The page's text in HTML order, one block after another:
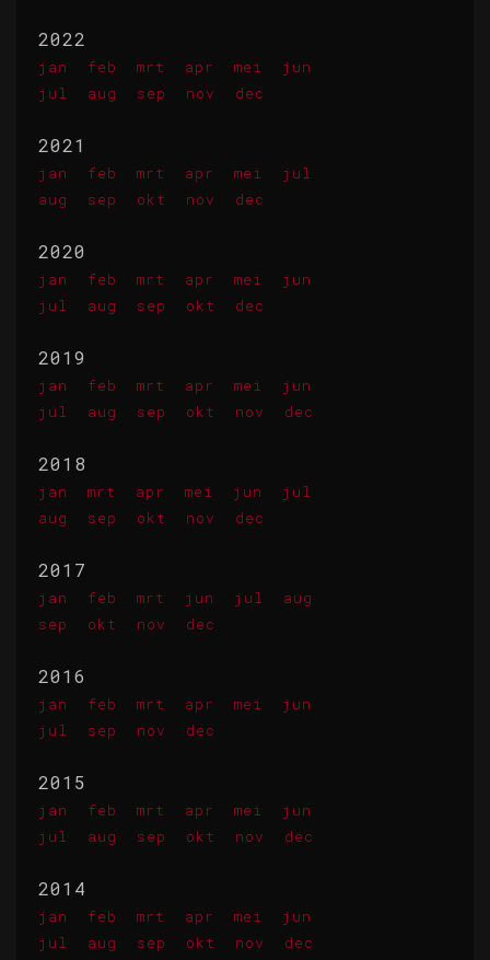
2022
jan feb mrt apr mei
jun
jul
aug sep nov dec
2021
jan feb mrt apr mei
jul
aug
sep okt nov dec
2020
jan feb mrt apr mei
jun
jul
aug sep okt dec
2019
jan feb mrt apr mei
jun
jul
aug sep okt nov dec
2018
jan mrt apr mei jun
jul
aug
sep okt nov dec
2017
jan feb mrt jun jul
aug
sep
okt nov dec
2016
jan feb mrt apr mei
jun
jul
sep nov dec
2015
jan feb mrt apr mei
jun
jul
aug sep okt nov dec
2014
jan feb mrt apr mei
jun
jul
aug sep okt nov dec